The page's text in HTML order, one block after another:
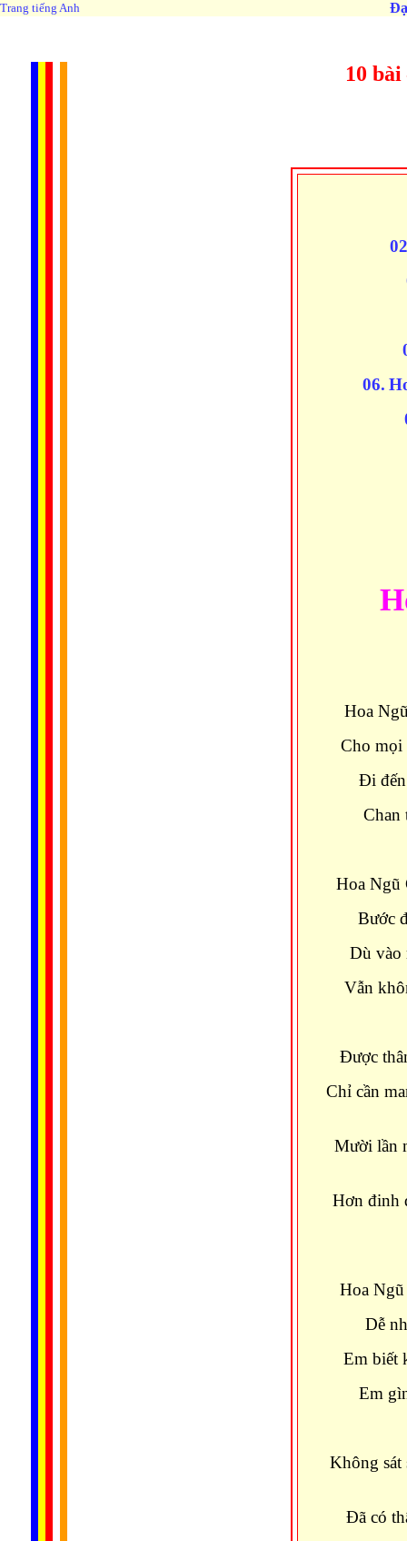
Trang tiếng Anh
10
06.
Hoa
Cho mọi
Đi đến
Chan
Hoa Ngũ
Bước
Dù vào
Vẫn
Được
Chỉ cần
Mười lần
Hơn đinh
Hoa
Dễ
Em biết
Em
Không sát
Đã có